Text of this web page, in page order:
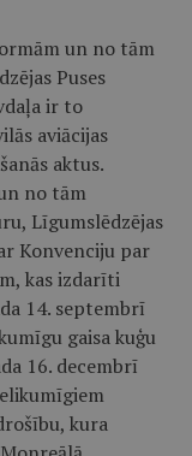
un no tām
Puses
ir to
aviācijas
aktus.
no tām
Līgumslēdzējas
Konvenciju par
kas izdarīti
14. septembrī
gaisa kuģu
16. decembrī
kura